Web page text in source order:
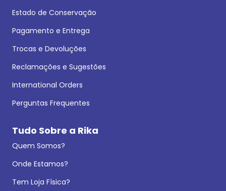
Estado de Conservação
Pagamento e Entrega
Trocas e Devoluções
Reclamações e Sugestões
International Orders
Perguntas Frequentes
Tudo Sobre a Rika
Quem Somos?
Onde Estamos?
Tem Loja Física?